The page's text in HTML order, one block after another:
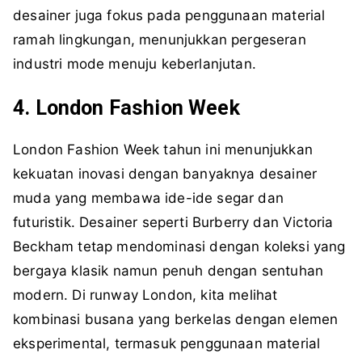
desainer juga fokus pada penggunaan material
ramah lingkungan, menunjukkan pergeseran
industri mode menuju keberlanjutan.
4. London Fashion Week
London Fashion Week tahun ini menunjukkan
kekuatan inovasi dengan banyaknya desainer
muda yang membawa ide-ide segar dan
futuristik. Desainer seperti Burberry dan Victoria
Beckham tetap mendominasi dengan koleksi yang
bergaya klasik namun penuh dengan sentuhan
modern. Di runway London, kita melihat
kombinasi busana yang berkelas dengan elemen
eksperimental, termasuk penggunaan material